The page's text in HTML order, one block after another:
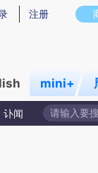
意图存在偏差。不代
注册
mini+
讣闻